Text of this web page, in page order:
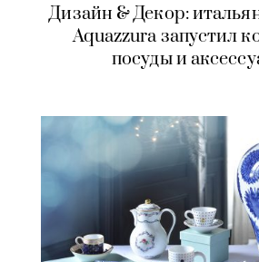
Дизайн & Декор:
Aquazzura запустил
посуды и